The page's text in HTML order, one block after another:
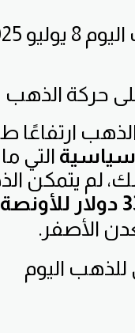
حركة الذهب
ارتفاعًا
التي
لم يتمكن
الأصفر.
للذهب اليوم